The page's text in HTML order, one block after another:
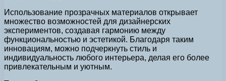
Использование прозрачных материалов открывает
множество возможностей для дизайнерских
экспериментов, создавая гармонию между
функциональностью и эстетикой. Благодаря таким
инновациям, можно подчеркнуть стиль и
индивидуальность любого интерьера, делая его более
привлекательным и уютным.